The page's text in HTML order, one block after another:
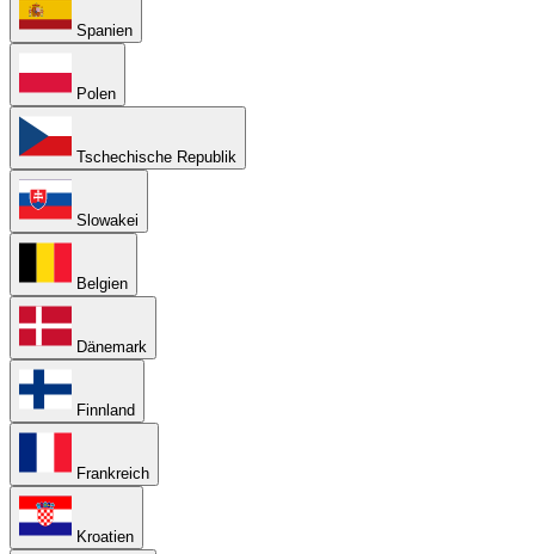
Spanien
Polen
Tschechische Republik
Slowakei
Belgien
Dänemark
Finnland
Frankreich
Kroatien